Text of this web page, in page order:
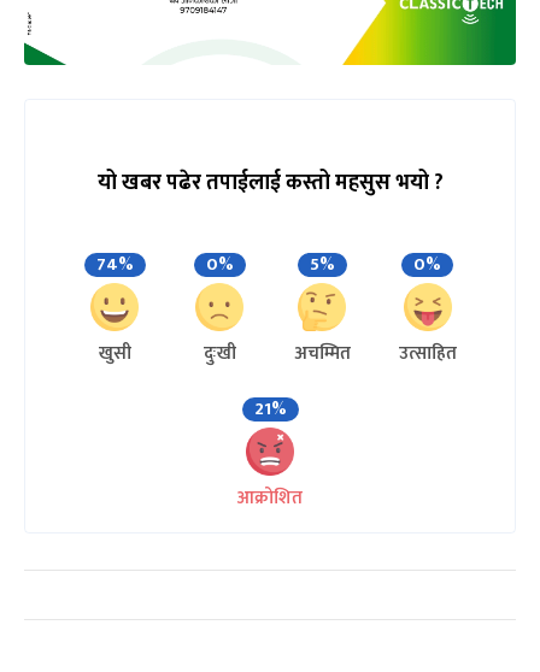
यो खबर पढेर तपाईलाई कस्तो महसुस भयो ?
74%
खुसी
0%
दुःखी
5%
अचम्मित
0%
उत्साहित
21%
आक्रोशित